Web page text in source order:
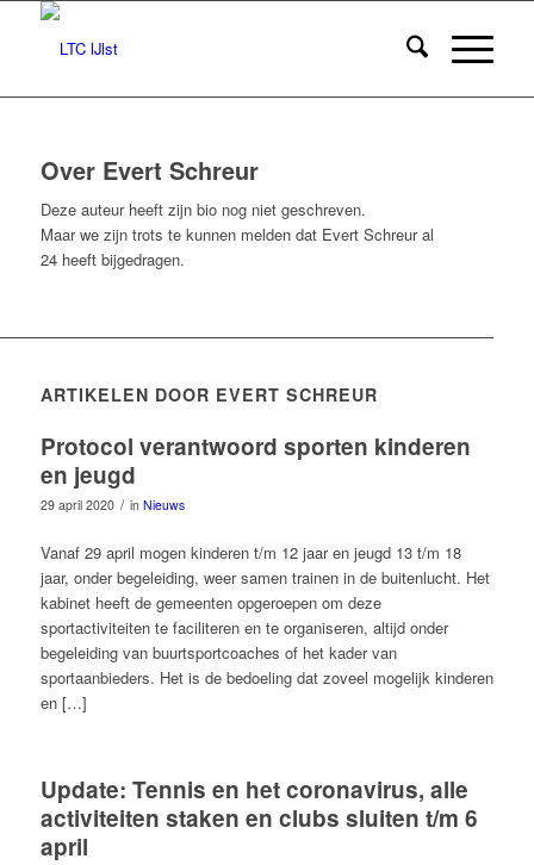
Over Evert Schreur
Deze auteur heeft zijn bio nog niet geschreven.
Maar we zijn trots te kunnen melden dat Evert Schreural
24 heeft bijgedragen.
ARTIKELEN DOOR EVERT SCHREUR
Protocol verantwoord sporten kinderen
en jeugd
29 april 2020 / in Nieuws
Vanaf 29 april mogen kinderen t/m 12 jaar en jeugd 13 t/m 18
jaar, onder begeleiding, weer samen trainen in de buitenlucht. Het
kabinet heeft de gemeenten opgeroepen om deze
sportactiviteiten te faciliteren en te organiseren, altijd onder
begeleiding van buurtsportcoaches of het kader van
sportaanbieders. Het is de bedoeling dat zoveel mogelijk kinderen
en […]
Update: Tennis en het coronavirus, alle
activiteiten staken en clubs sluiten t/m 6
april